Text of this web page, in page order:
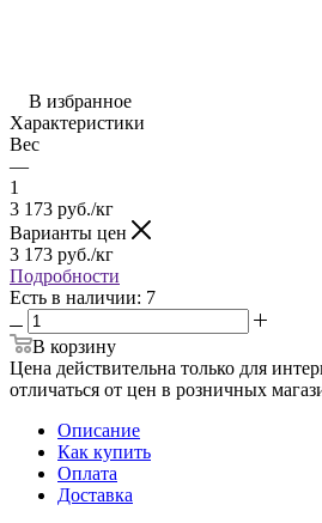
В избранное
Характеристики
Вес
—
1
3 173 руб./кг
Варианты цен
3 173 руб./кг
Подробности
Есть в наличии: 7
В корзину
Цена действительна только для
отличаться от цен в розничных
Описание
Как купить
Оплата
Доставка